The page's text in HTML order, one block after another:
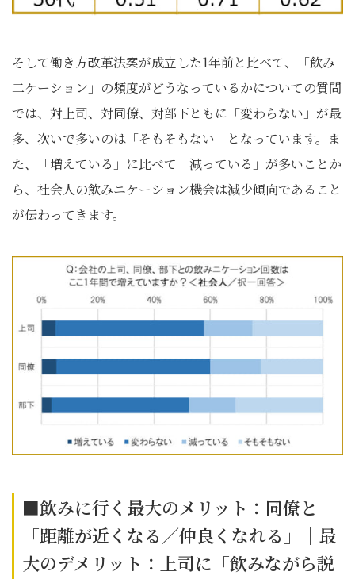
そして働き方改革法案が成立した1年前と比べて、「飲み
二ケーション」の頻度がどうなっているかについての質問
では、対上司、対同僚、対部下ともに「変わらない」が最
多、次いで多いのは「そもそもない」となっています。ま
た、「増えている」に比べて「減っている」が多いことか
ら、社会人の飲みニケーション機会は減少傾向であること
が伝わってきます。
■飲みに行く最大のメリット：同僚と
「距離が近くなる／仲良くなれる」｜最
大のデメリット：上司に「飲みながら説